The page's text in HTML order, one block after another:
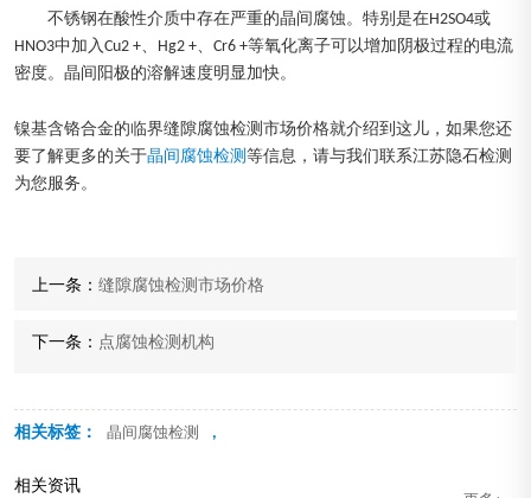
不锈钢在酸性介质中存在严重的晶间腐蚀。特别是在H2SO4或
HNO3中加入Cu2 +、Hg2 +、Cr6 +等氧化离子可以增加阴极过程的电流
密度。晶间阳极的溶解速度明显加快。
镍基含铬合金的临界缝隙腐蚀检测市场价格就介绍到这儿，如果您还
要了解更多的关于晶间腐蚀检测等信息，请与我们联系江苏隐石检测
为您服务。
上一条： 缝隙腐蚀检测市场价格
下一条： 点腐蚀检测机构
相关标签： 晶间腐蚀检测 ,
相关资讯